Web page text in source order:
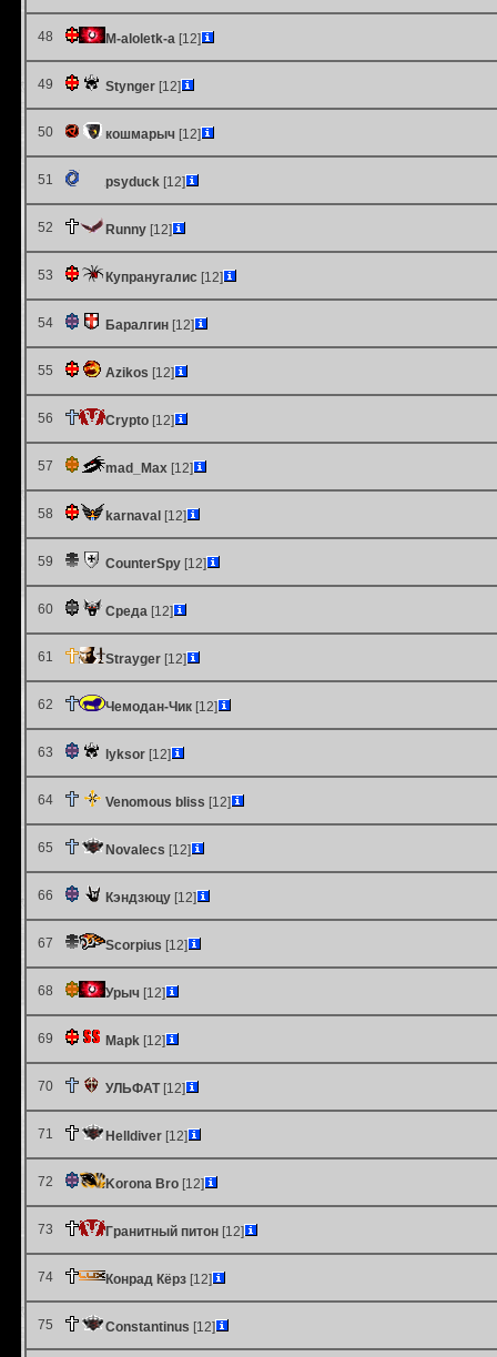
48 M-aloletk-a [12]
49 Stynger [12]
50 кошмарыч [12]
51 psyduck [12]
52 Runny [12]
53 Купранугалис [12]
54 Баралгин [12]
55 Azikos [12]
56 Crypto [12]
57 mad_Max [12]
58 karnaval [12]
59 CounterSpy [12]
60 Среда [12]
61 Strayger [12]
62 Чемодан-Чик [12]
63 lyksor [12]
64 Venomous bliss [12]
65 Novalecs [12]
66 Кэндзюцу [12]
67 Scorpius [12]
68 Урыч [12]
69 Mapk [12]
70 УЛЬФАТ[12]
71 Helldiver [12]
72 Korona Bro [12]
73 Гранитный питон [12]
74 Конрад Кёрз [12]
75 Constantinus [12]